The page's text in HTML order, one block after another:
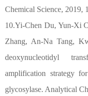
Chemical Science, 2019,
10.Yi-Chen Du, Yun-Xi
Zhang, An-Na Tang,
deoxynucleotidyl
amplification strategy
glycosylase. Analytical